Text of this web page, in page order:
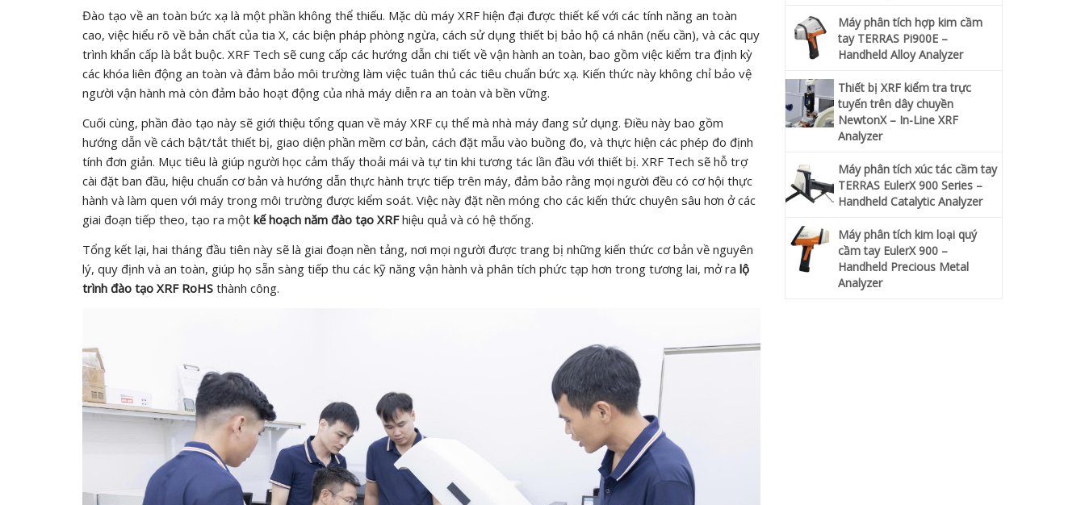
Đào tạo về an toàn bức xạ là một phần không thể thiếu. Mặc dù máy XRF hiện đại được thiết kế với các tính năng an toàn
cao, việc hiểu rõ về bản chất của tia X, các biện pháp phòng ngừa, cách sử dụng thiết bị bảo hộ cá nhân (nếu cần), và các quy
trình khẩn cấp là bắt buộc. XRF Tech sẽ cung cấp các hướng dẫn chi tiết về vận hành an toàn, bao gồm việc kiểm tra định kỳ
các khóa liên động an toàn và đảm bảo môi trường làm việc tuân thủ các tiêu chuẩn bức xạ. Kiến thức này không chỉ bảo vệ
người vận hành mà còn đảm bảo hoạt động của nhà máy diễn ra an toàn và bền vững.
Cuối cùng, phần đào tạo này sẽ giới thiệu tổng quan về máy XRF cụ thể mà nhà máy đang sử dụng. Điều này bao gồm
hướng dẫn về cách bật/tắt thiết bị, giao diện phần mềm cơ bản, cách đặt mẫu vào buồng đo, và thực hiện các phép đo định
tính đơn giản. Mục tiêu là giúp người học cảm thấy thoải mái và tự tin khi tương tác lần đầu với thiết bị. XRF Tech sẽ hỗ trợ
cài đặt ban đầu, hiệu chuẩn cơ bản và hướng dẫn thực hành trực tiếp trên máy, đảm bảo rằng mọi người đều có cơ hội thực
hành và làm quen với máy trong môi trường được kiểm soát. Việc này đặt nền móng cho các kiến thức chuyên sâu hơn ở các
giai đoạn tiếp theo, tạo ra một kế hoạch năm đào tạo XRFhiệu quả và có hệ thống.
Tổng kết lại, hai tháng đầu tiên này sẽ là giai đoạn nền tảng, nơi mọi người được trang bị những kiến thức cơ bản về nguyên
lý, quy định và an toàn, giúp họ sẵn sàng tiếp thu các kỹ năng vận hành và phân tích phức tạp hơn trong tương lai, mở ra lộ
trình đào tạo XRF RoHS thành công.
Máy phân tích hợp kim cầm
tay TERRAS Pi900E –
Handheld Alloy Analyzer
Thiết bị XRF kiểm tra trực
tuyến trên dây chuyền
NewtonX – In-Line XRF
Analyzer
Máy phân tích xúc tác cầm tay
TERRAS EulerX 900 Series –
Handheld Catalytic Analyzer
Máy phân tích kim loại quý
cầm tay EulerX 900 –
Handheld Precious Metal
Analyzer